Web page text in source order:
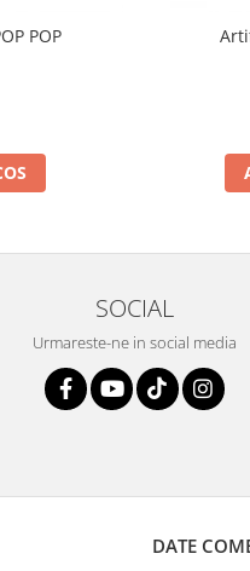
POP
SOCIAL
Urmareste-ne in social media
DATE